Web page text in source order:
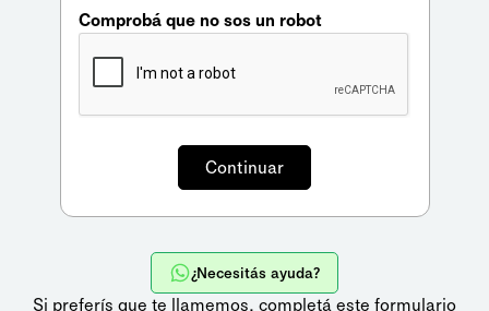
Comprobá que no sos un robot
¿Necesitás ayuda?
Si preferís que te llamemos, completá este formulario